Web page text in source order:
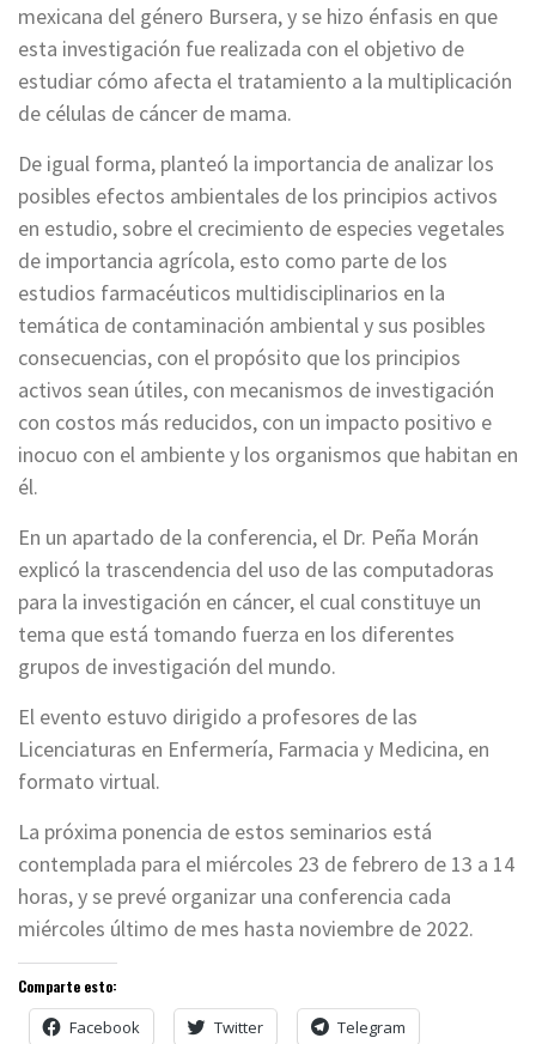
mexicana del género Bursera, y se hizo énfasis en que
esta investigación fue realizada con el objetivo de
estudiar cómo afecta el tratamiento a la multiplicación
de células de cáncer de mama.
De igual forma, planteó la importancia de analizar los
posibles efectos ambientales de los principios activos
en estudio, sobre el crecimiento de especies vegetales
de importancia agrícola, esto como parte de los
estudios farmacéuticos multidisciplinarios en la
temática de contaminación ambiental y sus posibles
consecuencias, con el propósito que los principios
activos sean útiles, con mecanismos de investigación
con costos más reducidos, con un impacto positivo e
inocuo con el ambiente y los organismos que habitan en
él.
En un apartado de la conferencia, el Dr. Peña Morán
explicó la trascendencia del uso de las computadoras
para la investigación en cáncer, el cual constituye un
tema que está tomando fuerza en los diferentes
grupos de investigación del mundo.
El evento estuvo dirigido a profesores de las
Licenciaturas en Enfermería, Farmacia y Medicina, en
formato virtual.
La próxima ponencia de estos seminarios está
contemplada para el miércoles 23 de febrero de 13 a 14
horas, y se prevé organizar una conferencia cada
miércoles último de mes hasta noviembre de 2022.
Comparte esto:
Facebook Twitter Telegram